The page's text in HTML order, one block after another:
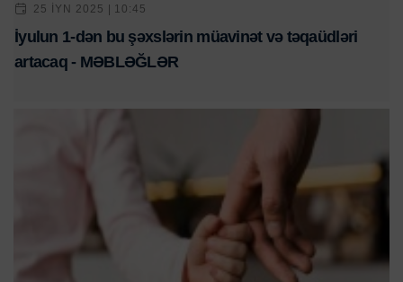
25 IYN 2025 | 10:45
İyulun 1-dən bu şəxslərin müavinət və təqaüdləri
artacaq - MƏBLƏĞLƏR